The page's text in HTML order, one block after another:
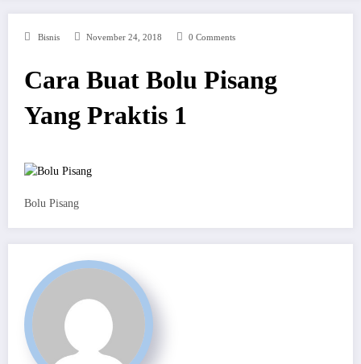
Bisnis November 24, 2018 0 Comments
Cara Buat Bolu Pisang
Yang Praktis 1
Bolu Pisang